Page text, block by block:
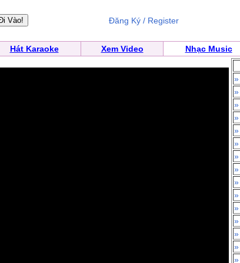
Đăng Ký / Register
Hát Karaoke Xem Video Nhạc Music
»
»
»
»
»
»
»
»
»
»
»
»
»
»
»